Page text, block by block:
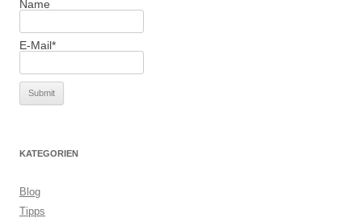
Name
E-Mail*
KATEGORIEN
Blog
Tipps